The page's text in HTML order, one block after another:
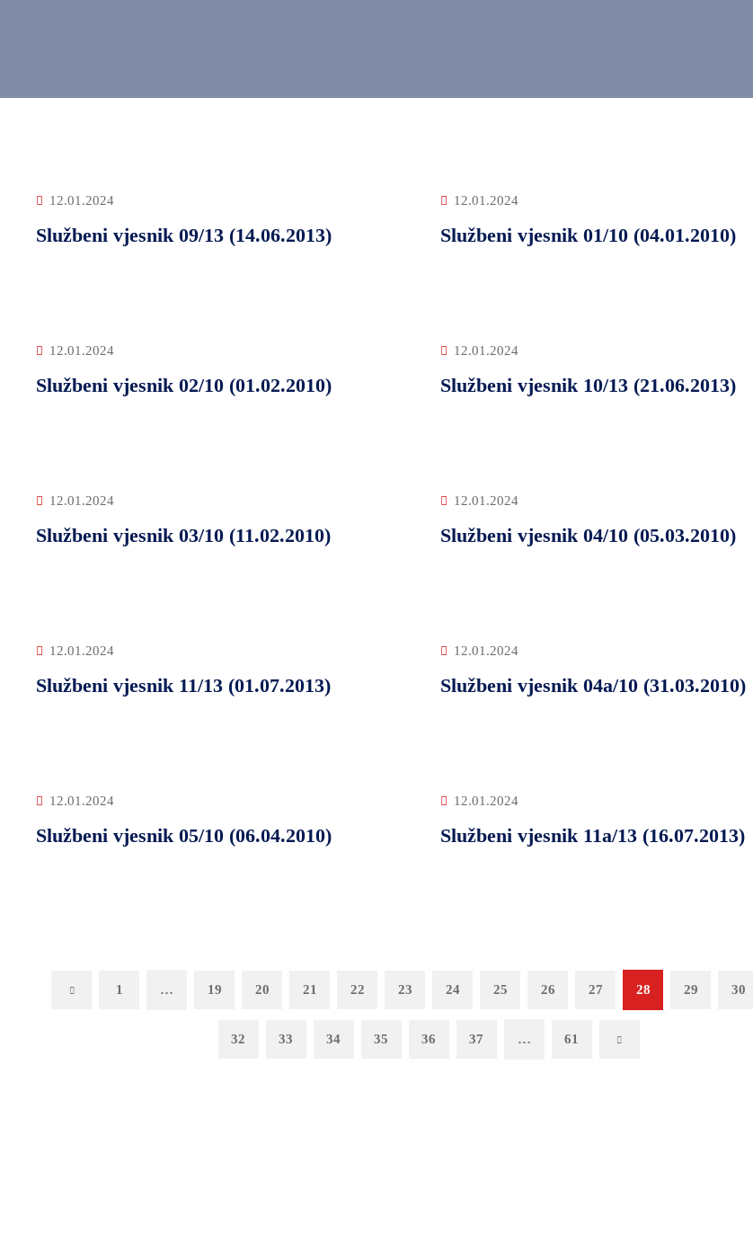
12.01.2024
Službeni vjesnik 09/13 (14.06.2013)
12.01.2024
Službeni vjesnik 01/10 (04.01.2010)
12.01.2024
Službeni vjesnik 02/10 (01.02.2010)
12.01.2024
Službeni vjesnik 10/13 (21.06.2013)
12.01.2024
Službeni vjesnik 03/10 (11.02.2010)
12.01.2024
Službeni vjesnik 04/10 (05.03.2010)
12.01.2024
Službeni vjesnik 11/13 (01.07.2013)
12.01.2024
Službeni vjesnik 04a/10 (31.03.2010)
12.01.2024
Službeni vjesnik 05/10 (06.04.2010)
12.01.2024
Službeni vjesnik 11a/13 (16.07.2013)
Previous1 … 19 20 21 22 23 24 25 26 27 28 29 30
32 33 34 35 36 37 … 61